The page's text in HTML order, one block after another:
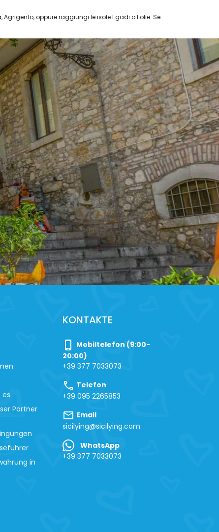
oppure raggiungi le isole Egadi o Eolie. Se
es
Partner
in
KONTAKTE
phone_iphone
Mobiltelefon (9:00-
20:00)
+39 377 7033073
call Telefon
+39 095 2265853
mail Email
sicilying@sicilying.com
WhatsApp
+39 377 7033073